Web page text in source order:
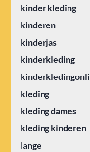
kinder kleding
kinderen
kinderjas
kinderkleding
kleding
kleding dames
kleding kinderen
lange